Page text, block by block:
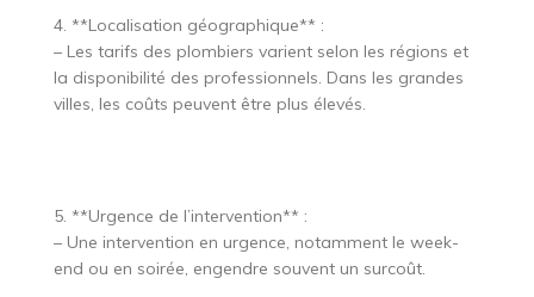
4. **Localisation géographique** :
– Les tarifs des plombiers varient selon les régions et
la disponibilité des professionnels. Dans les grandes
villes, les coûts peuvent être plus élevés.
5. **Urgence de l’intervention** :
– Une intervention en urgence, notamment le week-
end ou en soirée, engendre souvent un surcoût.